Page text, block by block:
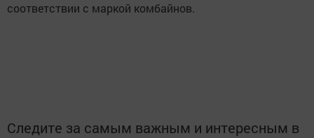
соответствии с маркой комбайнов.
Следите за самым важным и интересным в